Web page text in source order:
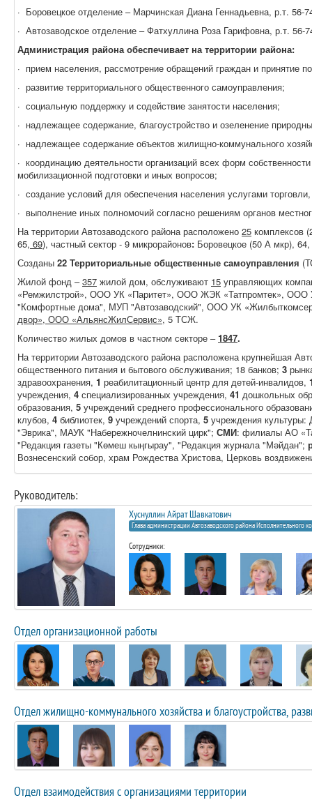
· Боровецкое отделение – Марчинская Диана Геннадьевна, р.т. 56-
· Автозаводское отделение – Фатхуллина Роза Гарифовна, р.т. 56-
Администрация района обеспечивает на территории района:
· прием населения, рассмотрение обращений граждан и принятие
· развитие территориального общественного самоуправления;
· социальную поддержку и содействие занятости населения;
· надлежащее содержание, благоустройство и озеленение
· надлежащее содержание объектов жилищно-коммунального
· координацию деятельности организаций всех форм
мобилизационной подготовки и иных вопросов;
· создание условий для обеспечения населения услугами
· выполнение иных полномочий согласно решениям органов
На территории Автозаводского района расположено 25 комплексов
65, 69), частный сектор - 9 микрорайонов: Боровецкое (50 А мкр),
Созданы 22 Территориальные общественные самоуправления
Жилой фонд –357 жилой дом, обслуживают 15 управляющих
«Ремжилстрой», ООО УК «Паритет», ООО ЖЭК «Татпромтек»,
"Комфортные дома", МУП "Автозаводский", ООО УК
двор», ООО «АльянсЖилСервис», 5 ТСЖ.
Количество жилых домов в частном секторе –1847.
На территории Автозаводского района расположена крупнейшая
общественного питания и бытового обслуживания; 18 банков; 3
здравоохранения, 1 реабилитационный центр для детей-инвалидов,
учреждения, 4 специализированных учреждения, 41 дошкольных
образования, 5 учреждений среднего профессионального
клубов, 4 библиотек, 9 учреждений спорта, 5 учреждения
"Эврика", МАУК "Набережночелнинский цирк"; СМИ: филиалы АО
"Редакция газеты "Көмеш кыңгырау", "Редакция журнала "Мәйдан";
Вознесенский собор, храм Рождества Христова, Церковь
Руководитель:
Хуснуллин Айрат Шавкатович
Глава администрации Автозаводского района
Сотрудники:
Отдел организационной работы
Отдел жилищно-коммунального хозяйства и благоустройства,
Отдел взаимодействия с организациями территории